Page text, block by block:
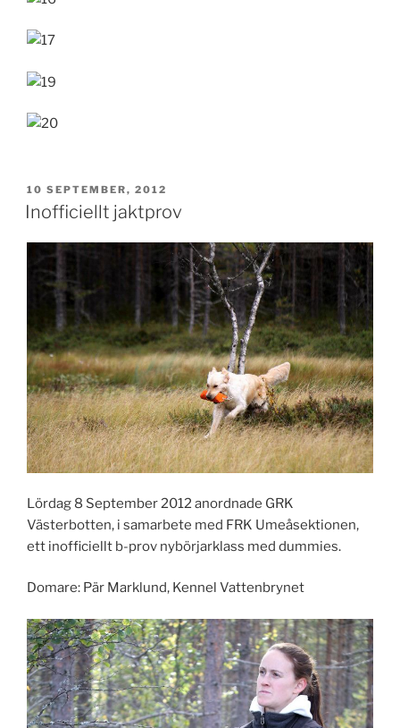
PUBLICERAT
10 SEPTEMBER, 2012
Inofficiellt jaktprov
Lördag 8 September 2012 anordnade GRK
Västerbotten, i samarbete med FRK Umeåsektionen,
ett inofficiellt b-prov nybörjarklass med dummies.
Domare: Pär Marklund, Kennel Vattenbrynet